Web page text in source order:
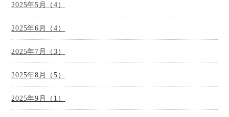
2025年5月（4）
2025年6月（4）
2025年7月（3）
2025年8月（5）
2025年9月（1）